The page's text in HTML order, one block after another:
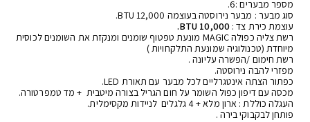
מספר מבערים :6.
סוג מבער : מבער נירוסטה בעוצמה 12,000 BTU.
עוצמת כירת צד :10,000 BTU.
רשת צליה כפולה MAGIC מונעת טפטוף שומנים ומנקזת את השומנים לכוסית
מיוחדת (טכנולוגיה שמונעת התלקחויות )
רשת חימום /הפשרה עליונה .
מפזרי להבה נירוסטה.
כפתור הצתה אינטגרליים לכל מבער עם תאורת LED.
מכסה עם דיפון כפול השומר על חום הגריל בצורה מיטבית + מד טמפרטורה.
העגלה כוללת : ארון מלא + 4 גלגלים לניידות מקסימלית.
פותחן לבקבוקי בירה .